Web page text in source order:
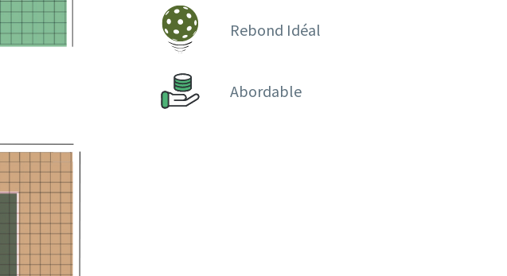
Rebond Idéal
Abordable